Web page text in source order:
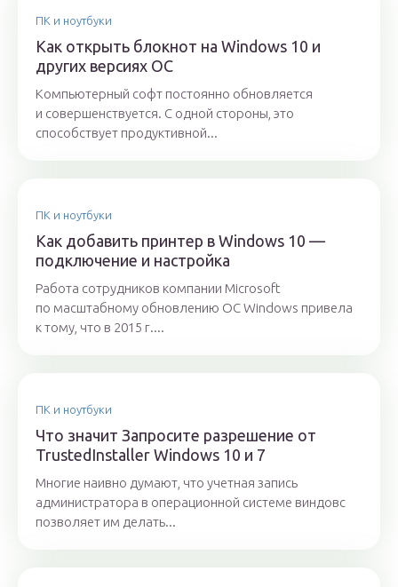
ПК и ноутбуки
Как открыть блокнот на Windows 10 и
других версиях ОС
Компьютерный софт постоянно обновляется
и совершенствуется. С одной стороны, это
способствует продуктивной...
ПК и ноутбуки
Как добавить принтер в Windows 10 —
подключение и настройка
Работа сотрудников компании Microsoft
по масштабному обновлению ОС Windows привела
к тому, что в 2015 г....
ПК и ноутбуки
Что значит Запросите разрешение от
TrustedInstaller Windows 10 и 7
Многие наивно думают, что учетная запись
администратора в операционной системе виндовс
позволяет им делать...